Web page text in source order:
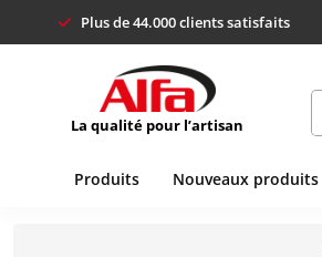
Plus de 44.000 clients satisfaits
La qualité pour l’artisan
Produits Nouveaux produits